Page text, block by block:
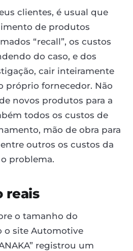
clientes, é usual que
de produtos
“recall”, os custos
do caso, e dos
cair inteiramente
próprio fornecedor. Não
novos produtos para a
todos os custos de
mão de obra para
outros os custos da
problema.
reais
o tamanho do
o site Automotive
registrou um